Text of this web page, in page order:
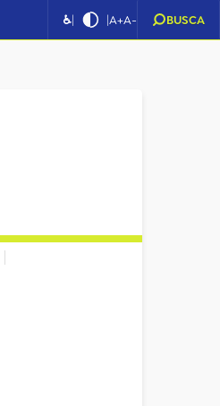
♿| |A+A- BUSCA